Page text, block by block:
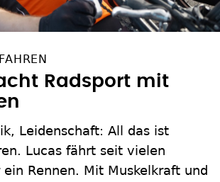
Radsport mit
Leidenschaft: All das ist
Lucas fährt seit vielen
ein Rennen. Mit Muskelkraft und